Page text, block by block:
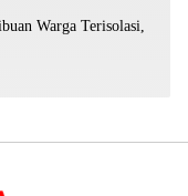
Warga Terisolasi,